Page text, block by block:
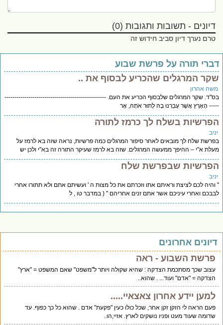
דיונים - תשובות ותגובות (0)
טרם נערך דיון סביב חידוש זה
תורה על פרשת שבוע
המרגלים שהכריע לבסוף את ..
אהרון
שקר המרגלים שלבסוף הכריע את העם. ---------------------------------------------------
הָאָרֶץ אֲשֶׁר עָבַרְנוּ בָהּ לָתוּר אֹתָהּ, אֶר
בשלח לך כרמז לתורה
שלח לך מובאים לאחר סיפור המרגלים כמה פרשיות, נראה שזה בא לרמז על
א"י – ההיפך ממעשה המרגלים. שזה בא לרמז שעיקר התורה זה בא"י ולכן יש
שבפרשת שלח
לכם לציצת וראיתם אתו וזכרתם את כל מצות ה ' ועשיתם אתם ולא תתורו אחרי
ואחרי עיניכם אשר אתם זנים אחריהם " ( במדבר טו , ל
אחרונים
פרשת השבוע - ראה
עצוב שכך מסתכמת הצדקה : שהיא שקולה ויותר ל"משפט" שאם המשפט = "ארץ"
הצדקה = "אדם" ועוד... . שהוא..
למען יידע אחרון צאצאיי.....
פעם הראה לי הזקן זקן אחר, שכל כולו כעין "פקעת" אדם . שהוא כל כך כפוף. עד
שדומה שעוד מעט ופניו נושקים לארץ. אזיי,הו..